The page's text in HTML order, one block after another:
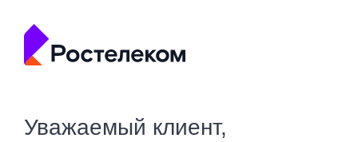
Уважаемый клиент,